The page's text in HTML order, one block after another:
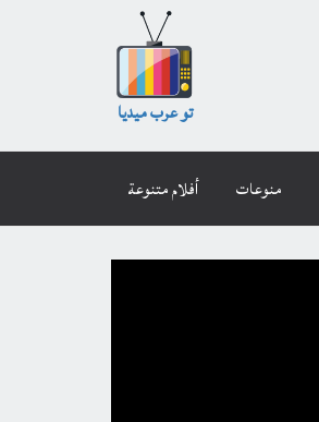
تو عرب ميديا
أفلام متنوعة منوعات